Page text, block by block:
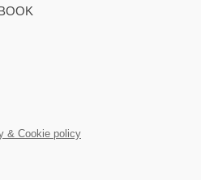
& Cookie policy